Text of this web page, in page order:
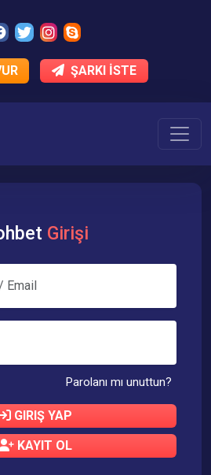
ŞARKI İSTE
Girişi
Parolanı mı unuttun?
GIRIŞ YAP
KAYIT OL